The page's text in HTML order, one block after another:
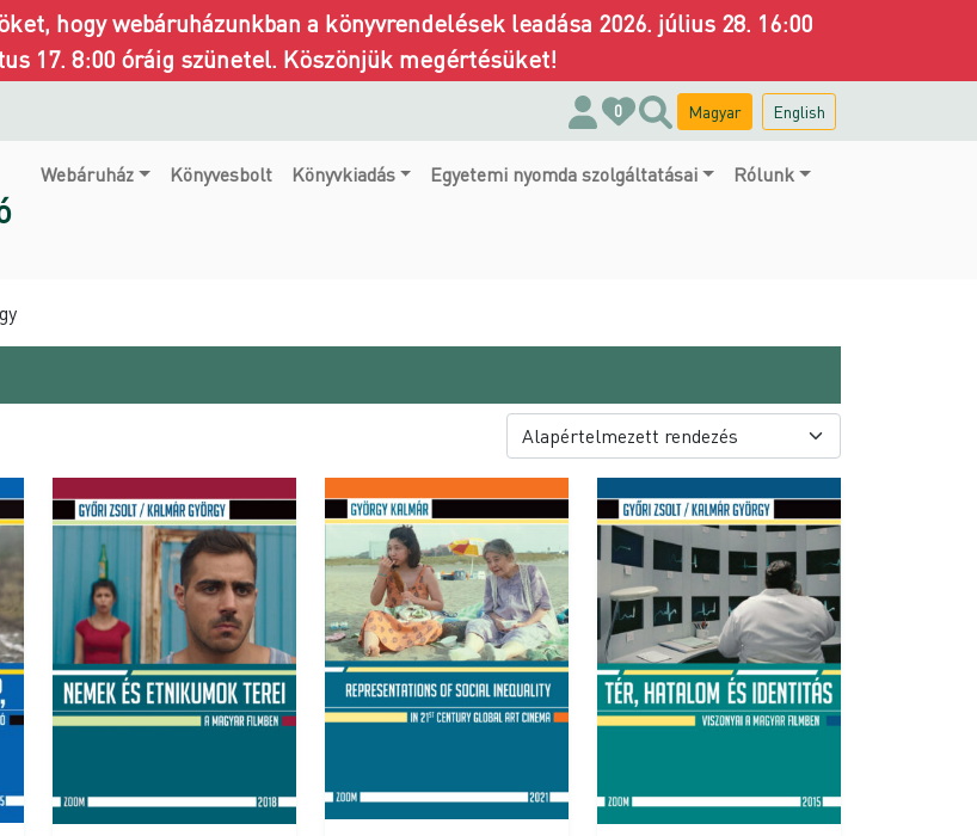
hogy webáruházunkban a könyvrendelések leadása 2026. július 28. 16:00
17. 8:00 óráig szünetel. Köszönjük megértésüket!
0 Magyar English
Webáruház Könyvesbolt Könyvkiadás Egyetemi nyomda szolgáltatásai Rólunk